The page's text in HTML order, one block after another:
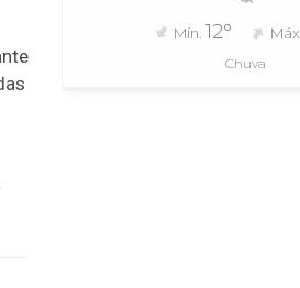
Mín. 12° Máx.
Chuva